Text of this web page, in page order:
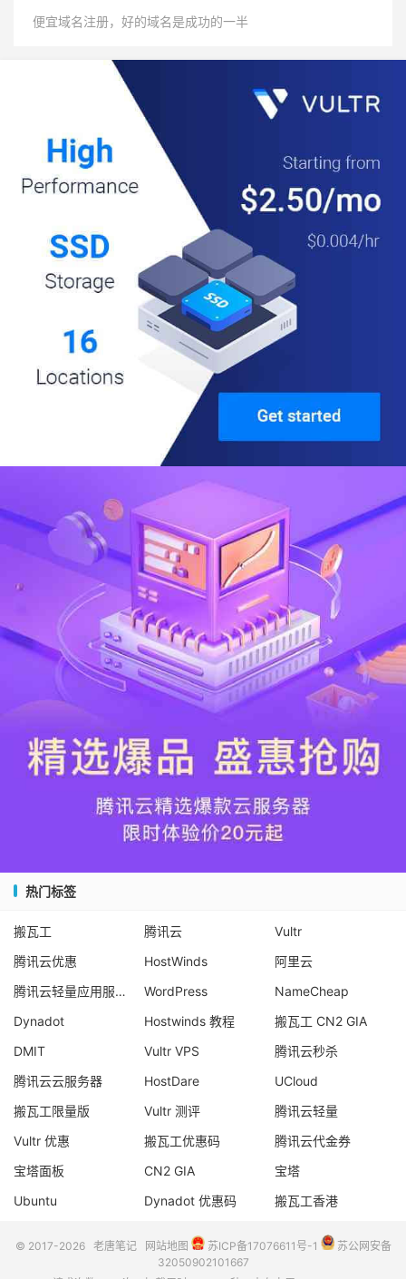
便宜域名注册，好的域名是成功的一半
热门标签
搬瓦工 腾讯云
Vultr
腾讯云优惠
HostWinds
阿里云
腾讯云轻量应用服务器
WordPress
NameCheap
Dynadot
Hostwinds 教程
搬瓦工 CN2 GIA
DMIT
Vultr VPS
腾讯云秒杀
腾讯云云服务器
HostDare
UCloud
搬瓦工限量版
Vultr 测评
腾讯云轻量
Vultr 优惠
搬瓦工优惠码
腾讯云代金券
宝塔面板
CN2 GIA
宝塔
Ubuntu
Dynadot 优惠码 搬瓦工香港
© 2017-2026 老唐笔记 网站地图 苏ICP备17076611号-1
苏公网安备
32050902101667